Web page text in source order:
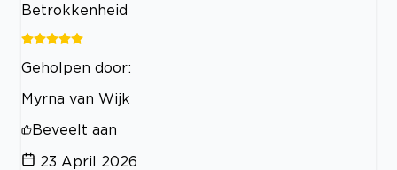
Betrokkenheid
Geholpen door:
Myrna van Wijk
Beveelt aan
23 April 2026